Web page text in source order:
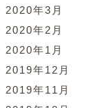
2020年3月
2020年2月
2020年1月
2019年12月
2019年11月